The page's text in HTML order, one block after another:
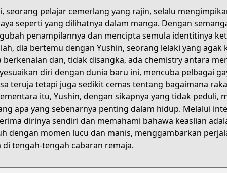
41f5-b5a7-fdc884427184
gyaru-in-this-class
seorang pelajar cemerlang yang rajin, selalu
seperti yang dilihatnya dalam manga. Dengan
penampilannya dan mencipta semula identitinya
dia bertemu dengan Yushin, seorang lelaki yang
berkenalan dan, tidak disangka, ada chemistry antara
diri dengan dunia baru ini, mencuba pelbagai
teruja tetapi juga sedikit cemas tentang bagaimana
itu, Yushin, dengan sikapnya yang tidak peduli,
apa yang sebenarnya penting dalam hidup. Melalui
dirinya sendiri dan memahami bahawa keaslian
dengan momen lucu dan manis, menggambarkan
di tengah-tengah cabaran remaja.